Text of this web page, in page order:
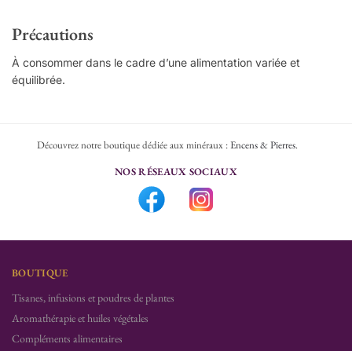
Précautions
À consommer dans le cadre d’une alimentation variée et
équilibrée.
Découvrez notre boutique dédiée aux minéraux :Encens & Pierres.
NOS RÉSEAUX SOCIAUX
BOUTIQUE
Tisanes, infusions et poudres de plantes
Aromathérapie et huiles végétales
Compléments alimentaires